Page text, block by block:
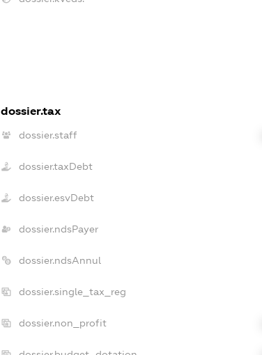
dossier.tax
dossier.staff
dossier.taxDebt
dossier.esvDebt
dossier.ndsPayer
dossier.ndsAnnul
dossier.single_tax_reg
dossier.non_profit